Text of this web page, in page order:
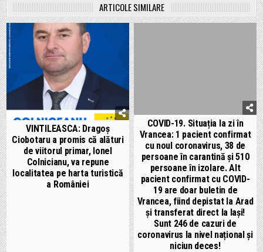
ARTICOLE SIMILARE
VINTILEASCA: Dragoș
Ciobotaru a promis că alături
de viitorul primar, Ionel
Colnicianu, va repune
localitatea pe harta turistică
a României
COVID-19. Situația la zi în
Vrancea: 1 pacient confirmat
cu noul coronavirus, 38 de
persoane în carantină și 510
persoane în izolare. Alt
pacient confirmat cu COVID-
19 are doar buletin de
Vrancea, fiind depistat la Arad
și transferat direct la Iași!
Sunt 246 de cazuri de
coronavirus la nivel național și
niciun deces!